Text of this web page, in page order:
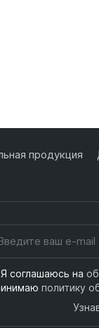
продукция
Я соглашаюсь на
политику